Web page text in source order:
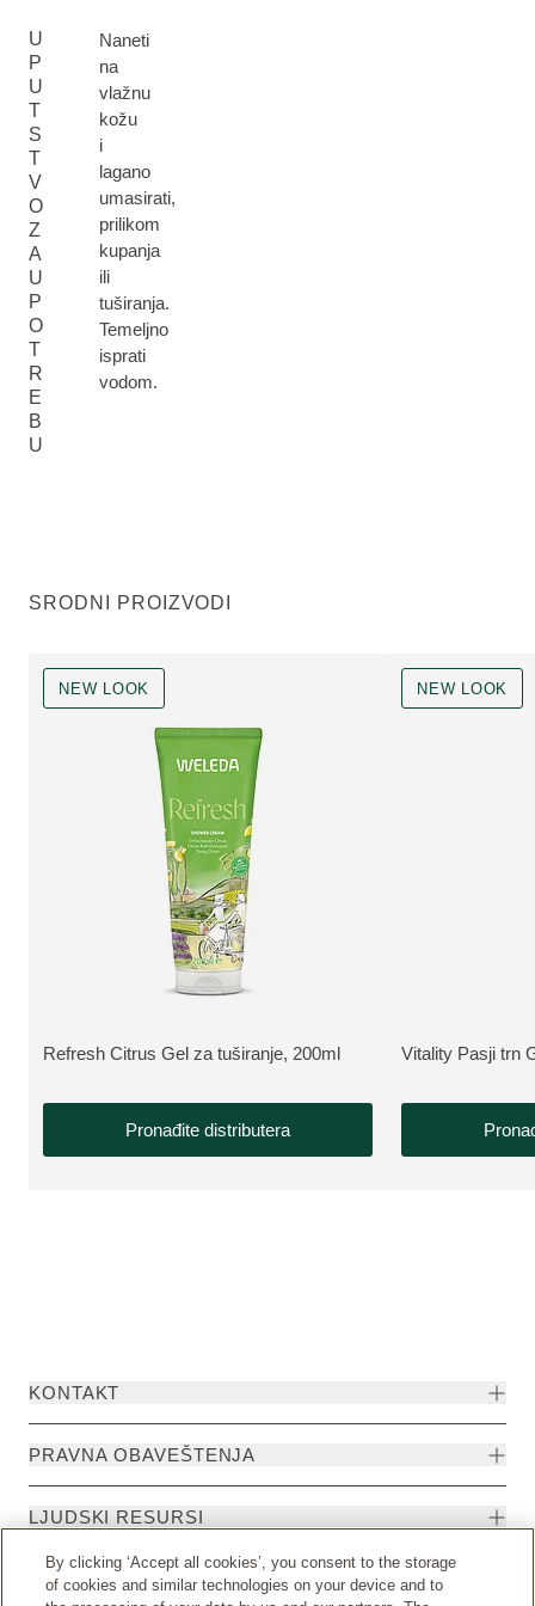
U
P
U
T
S
T
V
O
Z
A
U
P
O
T
R
E
B
U
Naneti
na
vlažnu
kožu
i
lagano
umasirati,
prilikom
kupanja
ili
tuširanja.
Temeljno
isprati
vodom.
SRODNI PROIZVODI
NEW LOOK
VIŠE INFORMACIJA:
Refresh Citrus Gel za tuširanje, 200ml
Pronađite distributera
NEW LOOK
VIŠE
Vitality Pasji trn
KONTAKT
PRAVNA OBAVEŠTENJA
LJUDSKI RESURSI
By clicking ‘Accept all cookies’, you consent to the storage
of cookies and similar technologies on your device and to